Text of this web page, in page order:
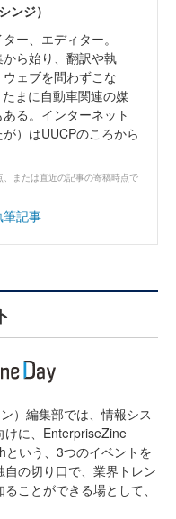
ンジ）
ー、エディター。
ら始り、翻訳や執
ェブを問わずこな
まに自動車関連の媒
る。インターネット
が）はUUCPのころから
または直近の記事の寄稿時点で
筆記事
）編集部では、情報シス
けに、EnterpriseZine
いう、3つのイベントを
の切り口で、業界トレン
ことができる場として、